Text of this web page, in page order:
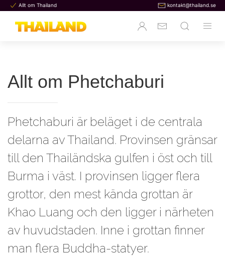
Allt om Thailand kontakt@thailand.se
Allt om Phetchaburi
Phetchaburi är beläget i de centrala
delarna av Thailand. Provinsen gränsar
till den Thailändska gulfen i öst och till
Burma i väst. I provinsen ligger flera
grottor, den mest kända grottan är
Khao Luang och den ligger i närheten
av huvudstaden. Inne i grottan finner
man flera Buddha-statyer.